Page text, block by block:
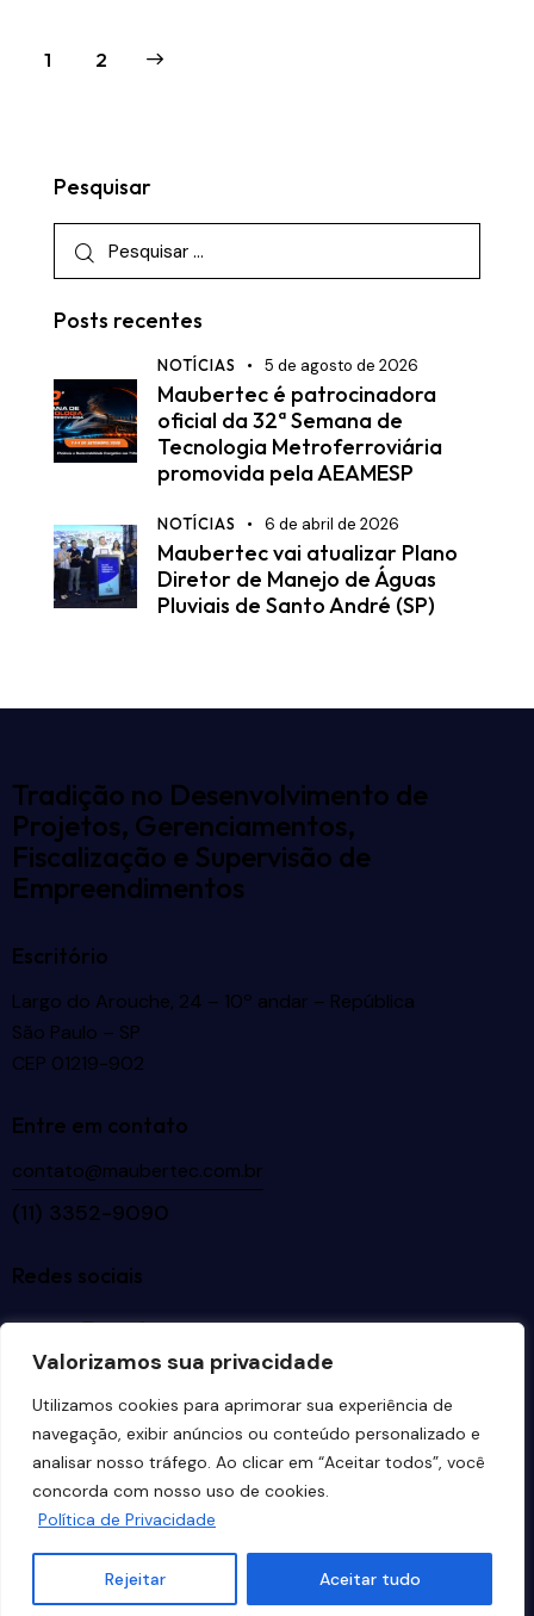
Valorizamos sua privacidade
Utilizamos cookies para aprimorar sua experiência de
navegação, exibir anúncios ou conteúdo personalizado e
analisar nosso tráfego. Ao clicar em “Aceitar todos”, você
concorda com nosso uso de cookies.
Política de Privacidade
Rejeitar Aceitar tudo
1 2
Pesquisar
Posts recentes
NOTÍCIAS 5 de agosto de 2026
Maubertec é patrocinadora
oficial da 32ª Semana de
Tecnologia Metroferroviária
promovida pela AEAMESP
NOTÍCIAS 6 de abril de 2026
Maubertec vai atualizar Plano
Diretor de Manejo de Águas
Pluviais de Santo André (SP)
Tradição no Desenvolvimento de
Projetos, Gerenciamentos,
Fiscalização e Supervisão de
Empreendimentos
Escritório
Largo do Arouche, 24 – 10º andar – República
São Paulo – SP
CEP 01219-902
Entre em contato
contato@maubertec.com.br
(11) 3352-9090
Redes sociais
Idiomas
Maubertec Tecnologia em Engenharia© 2026. Todos
os direitos reservados. Desenvolvido porEstúdio
Copacabana.